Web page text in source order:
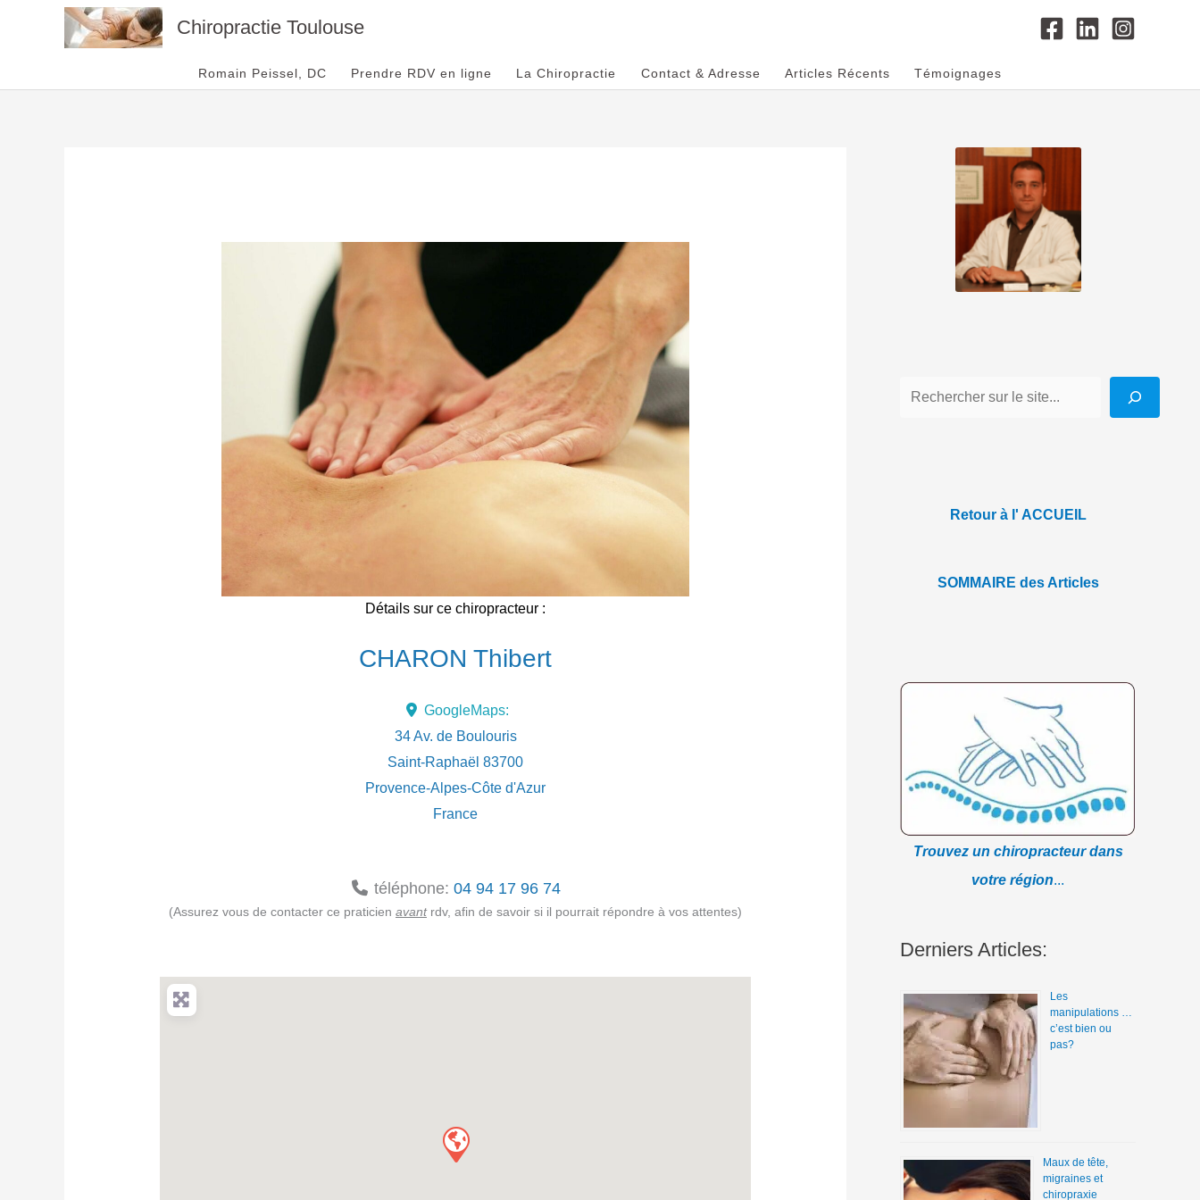
Chiropractie Toulouse
Romain Peissel, DC Prendre RDV en ligne La Chiropractie Contact & Adresse Articles Récents Témoignages
Détails sur ce chiropracteur :
CHARON Thibert
GoogleMaps:
34 Av. de Boulouris
Saint-Raphaël 83700
Provence-Alpes-Côte d'Azur
France
téléphone:04 94 17 96 74
(Assurez vous de contacter ce praticien avant rdv, afin de savoir si il pourrait répondre à vos attentes)
Retour à l' ACCUEIL
SOMMAIRE des Articles
Trouvez un chiropracteur dans
votre région...
Derniers Articles:
Les
manipulations …
c’est bien ou
pas?
Maux de tête,
migraines et
chiropraxie